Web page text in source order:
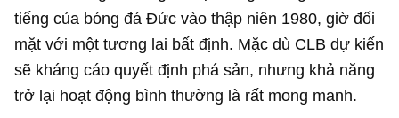
tiếng của bóng đá Đức vào thập niên 1980, giờ đối
mặt với một tương lai bất định. Mặc dù CLB dự kiến
sẽ kháng cáo quyết định phá sản, nhưng khả năng
trở lại hoạt động bình thường là rất mong manh.